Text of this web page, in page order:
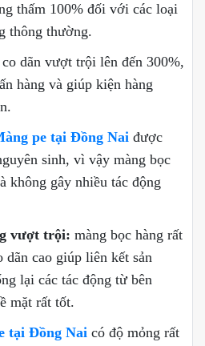
thấm 100% đối với các loại
thông thường.
co dãn vượt trội lên đến 300%,
hàng và giúp kiện hàng
pe tại Đồng Nai được
sinh, vì vậy màng bọc
không gây nhiều tác động
vượt trội: màng bọc hàng rất
dãn cao giúp liên kết sản
lại các tác động từ bên
mặt rất tốt.
tại Đồng Nai có độ mỏng rất